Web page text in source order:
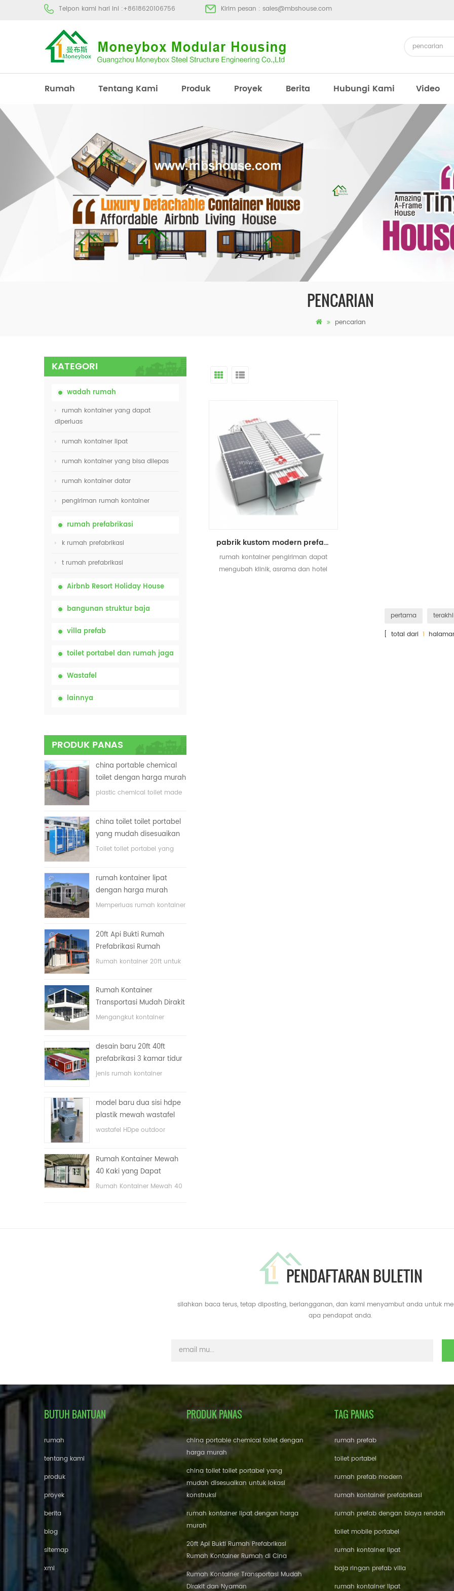
Telpon kami hari ini :+8618620106756 Kirim pesan : sales@mbshouse.com
Rumah Tentang Kami Produk Proyek Berita Hubungi Kami Video
PENCARIAN
pencarian
KATEGORI
wadah rumah
rumah kontainer yang dapat
diperluas
rumah kontainer lipat
rumah kontainer yang bisa dilepas
rumah kontainer datar
pengiriman rumah kontainer
rumah prefabrikasi
k rumah prefabrikasi
t rumah prefabrikasi
Airbnb Resort Holiday House
bangunan struktur baja
villa prefab
toilet portabel dan rumah jaga
Wastafel
lainnya
PRODUK PANAS
china portable chemical
toilet dengan harga murah
plastic chemical toilet made
china toilet toilet portabel
yang mudah disesuaikan
untuk lokasi konstruksi
Toilet toilet portabel yang
rumah kontainer lipat
dengan harga murah
Memperluas rumah kontainer
20ft Api Bukti Rumah
Prefabrikasi Rumah
Kontainer Rumah di Cina
Rumah kontainer 20ft untuk
Rumah Kontainer
Transportasi Mudah Dirakit
dan Nyaman
Mengangkut kontainer
desain baru 20ft 40ft
prefabrikasi 3 kamar tidur
rumah kontainer kecil
jenis rumah kontainer
kamar tidur, satu kamar
mandi dan dengan sistem
listrik.
model baru dua sisi hdpe
plastik mewah wastafel
kamar mandi umum
wastafel HDpe outdoor
nbsp;
Rumah Kontainer Mewah
40 Kaki yang Dapat
Diperluas Dengan Tiga
Rumah Kontainer Mewah 40
pabrik kustom modern prefabrikasi mengubah klinik pengiriman rumah kontainer
rumah kontainer pengiriman dapat
mengubah klinik, asrama dan hotel
pertama
[ total dari 1
PENDAFTARAN BULETIN
silahkan baca terus, tetap diposting, berlangganan, dan kami menyambut anda untuk
apa pendapat anda.
BUTUH BANTUAN
rumah
tentang kami
produk
proyek
berita
blog
sitemap
xml
PRODUK PANAS
china portable chemical toilet dengan
harga murah
china toilet toilet portabel yang
mudah disesuaikan untuk lokasi
konstruksi
rumah kontainer lipat dengan harga
murah
20ft Api Bukti Rumah Prefabrikasi
Rumah Kontainer Rumah di Cina
Rumah Kontainer Transportasi Mudah
Dirakit dan Nyaman
TAG PANAS
rumah prefab
toilet portabel
rumah prefab modern
rumah kontainer prefabrikasi
rumah prefab dengan biaya rendah
toilet mobile portabel
rumah kontainer lipat
baja ringan prefab villa
rumah kontainer lipat